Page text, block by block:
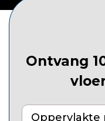
Ontvang